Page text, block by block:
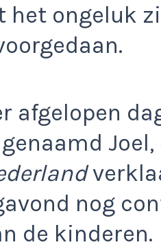
het ongeluk
afgelopen
nog
de kinderen.